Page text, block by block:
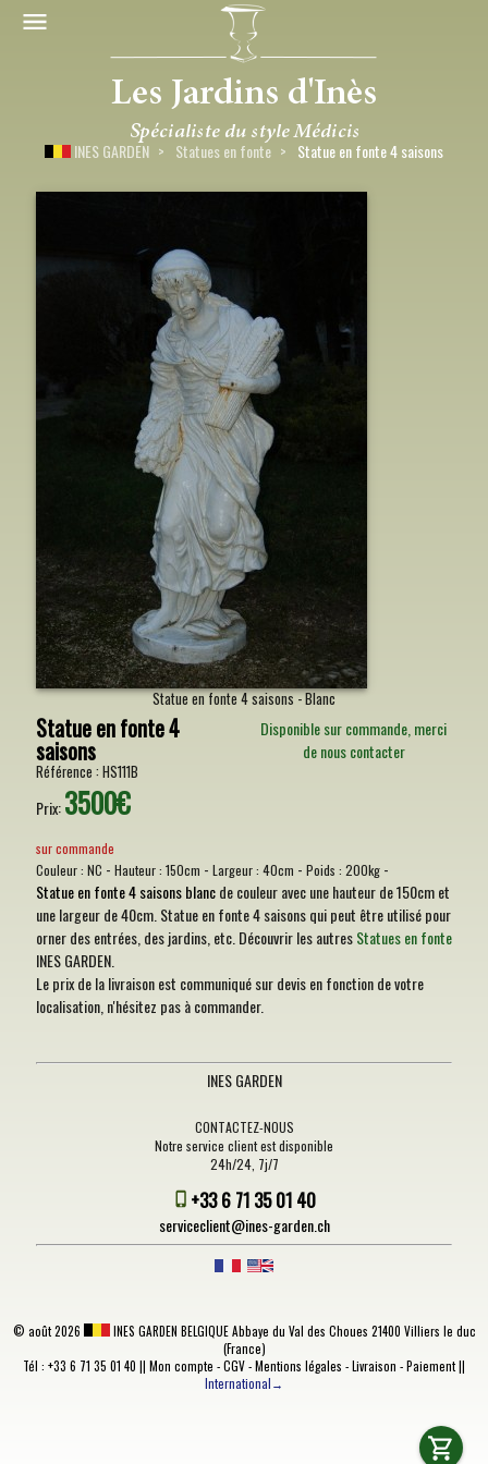
INES GARDEN Statues en fonte Statue en fonte 4 saisons
Statue en fonte 4 saisons - Blanc
Statue en fonte 4
saisons
Référence : HS111B
Prix:3500€
Disponible sur commande, merci
de nous contacter
sur commande
Couleur : NC - Hauteur : 150cm - Largeur : 40cm - Poids : 200kg-
Statue en fonte 4 saisons blancde couleur avec une hauteur de 150cm et
une largeur de 40cm. Statue en fonte 4 saisons qui peut être utilisé pour
orner des entrées, des jardins, etc. Découvrir les autresStatues en fonte
INES GARDEN.
Le prix de la livraison est communiqué sur devis en fonction de votre
localisation, n'hésitez pas à commander.
INES GARDEN
CONTACTEZ-NOUS
Notre service client est disponible
24h/24, 7j/7
+33 6 71 35 01 40
serviceclient@ines-garden.ch
© août 2026 INES GARDEN BELGIQUEAbbaye du Val des Choues 21400 Villiers le duc
(France)
Tél : +33 6 71 35 01 40 || Mon compte -CGV-Mentions légales -Livraison -Paiement||
International→